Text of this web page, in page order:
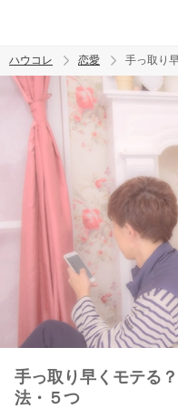
トレンド ワード
ハウコレ 恋愛 手っ取り
手っ取り早くモテる
法・５つ